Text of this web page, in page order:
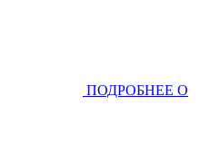
ПОДРОБНЕЕ О